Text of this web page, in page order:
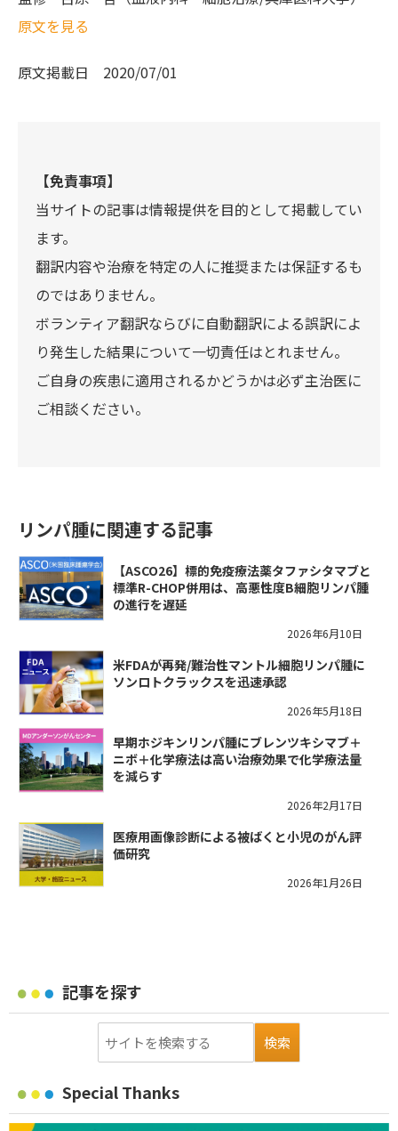
原文を見る
原文掲載日 2020/07/01
【免責事項】
当サイトの記事は情報提供を目的として掲載してい
ます。
翻訳内容や治療を特定の人に推奨または保証するも
のではありません。
ボランティア翻訳ならびに自動翻訳による誤訳によ
り発生した結果について一切責任はとれません。
ご自身の疾患に適用されるかどうかは必ず主治医に
ご相談ください。
リンパ腫に関連する記事
【ASCO26】標的免疫療法薬タファシタマブと
標準R-CHOP併用は、高悪性度B細胞リンパ腫
の進行を遅延
2026年6月10日
米FDAが再発/難治性マントル細胞リンパ腫に
ソンロトクラックスを迅速承認
2026年5月18日
早期ホジキンリンパ腫にブレンツキシマブ＋
ニボ＋化学療法は高い治療効果で化学療法量
を減らす
2026年2月17日
医療用画像診断による被ばくと小児のがん評
価研究
2026年1月26日
記事を探す
Special Thanks